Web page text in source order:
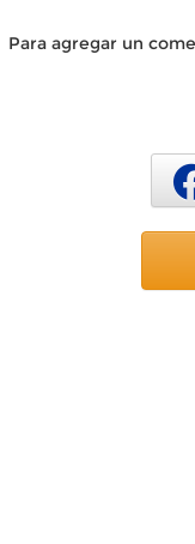
Para agregar un